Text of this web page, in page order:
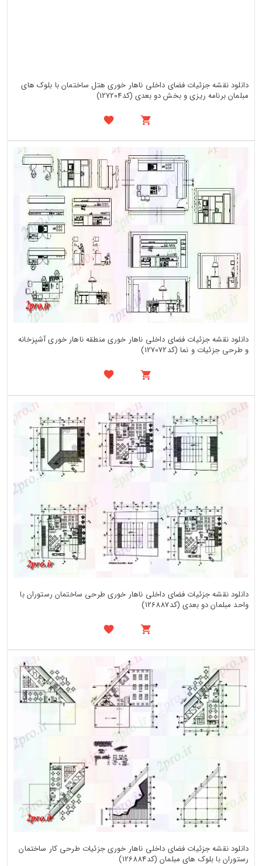
دانلود نقشه جزئیات فضای داخلی ناهار خوری هتل ساختمان با بلوک های
مبلمان برنامه ریزی و بخش دو بعدی (کد127204)
دانلود نقشه جزئیات فضای داخلی ناهار خوری منطقه ناهار خوری آشپزخانه
و طرحی جزئیات و نما (کد127072)
دانلود نقشه جزئیات فضای داخلی ناهار خوری طرحی ساختمان رستوران با
واحد مبلمان دو بعدی (کد126887)
دانلود نقشه جزئیات فضای داخلی ناهار خوری جزئیات طرحی کار ساختمان
رستوران با بلوک های مبلمان (کد126884)